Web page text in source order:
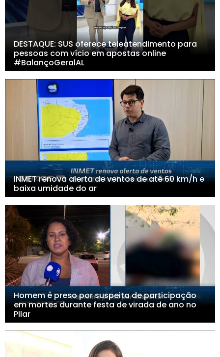
DESTAQUE: SUS oferece teleatendimento para
pessoas com vício em apostas online
#BalançoGeralAL
INMET renova alerta de ventos de até 60 km/h e
baixa umidade do ar
Homem é preso por suspeita de participação
em mortes durante festa de virada de ano no
Pilar